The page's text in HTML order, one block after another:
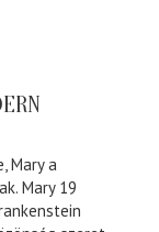
Mary a
Mary 19